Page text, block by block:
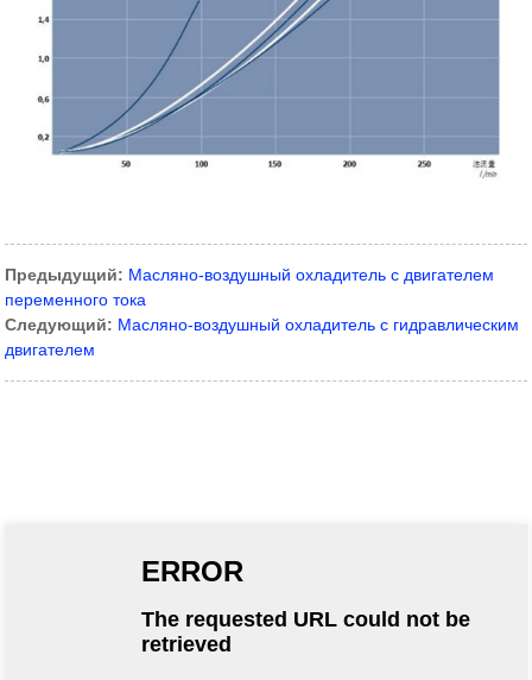
Предыдущий: Масляно-воздушный охладитель с двигателем
переменного тока
Следующий: Масляно-воздушный охладитель с гидравлическим
двигателем